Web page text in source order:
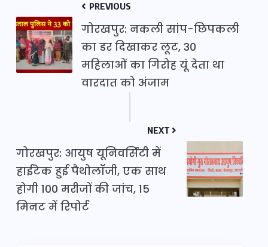
PREVIOUS
गोरखपुर: नकली सांप-छिपकली
का डर दिखाकर लूट, 30
महिलाओं का गिरोह यूं देता था
वारदात को अंजाम
NEXT
गोरखपुर: आयुष यूनिवर्सिटी में
हाईटेक हुई पैथोलॉजी, एक साथ
होगी 100 मरीजों की जांच, 15
मिनट में रिपोर्ट